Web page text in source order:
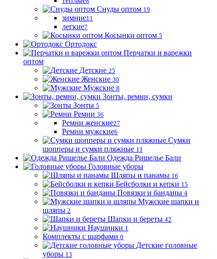
Снуды оптом 19
зимние11
легкие7
Косынки оптом 5
Ортодокс
Перчатки и варежки
оптом
Детские 25
Женские 30
Мужские 8
Зонты, ремни, сумки
Зонты 5
Ремни 36
Ремни женские27
Ремни мужские6
Сумки
шопперы и сумки пляжные 11
Одежда Ришелье Бали
Головные уборы
Шляпы и панамы 16
Бейсболки и кепки 15
Повязки и банданы 4
Мужские шапки и
шляпы 2
Шапки и береты 42
Наушники 1
Комплекты с шарфами 0
Детские головные
уборы 13